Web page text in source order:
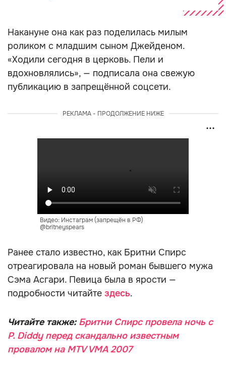
Накануне она как раз поделилась милым
роликом с младшим сыном Джейденом.
«Ходили сегодня в церковь. Пели и
вдохновлялись», — подписала она свежую
публикацию в запрещённой соцсети.
РЕКЛАМА - ПРОДОЛЖЕНИЕ НИЖЕ
Видео: Инстаграм (запрещён в РФ)
@britneyspears
Ранее стало известно, как Бритни Спирс
отреагировала на новый роман бывшего мужа
Сэма Асгари. Певица была в ярости —
подробности читайте здесь.
Читайте также: Бритни Спирс провела ночь с
P. Diddy перед скандально известным
провалом на MTV VMA 2007